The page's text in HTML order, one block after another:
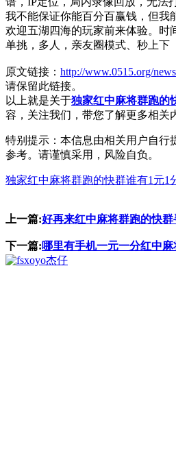
我不能保证你能百分百赢钱，但我
欢迎五湖四海的玩家前来体验。时
单挑，多人，亲友圈模式、秒上下
原文链接： http://www.0515.org/
请保留此链接。
以上就是关于独家红中麻将群跑的
容，关注我们，带您了解更多相关
特别提示：本信息由相关用户自行
参考。请谨慎采用，风险自负。
独家红中麻将群跑的快群谁有1元1
上一篇:好再来红中麻将群跑的快群
下一篇:哪里有手机一元一分红中
杰仔